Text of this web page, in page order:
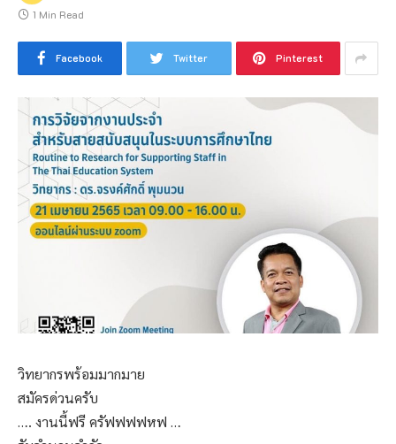
1 Min Read
Facebook Twitter Pinterest
วิทยากรพร้อมมากมาย
สมัครด่วนครับ
…. งานนี้ฟรี ครัฟฟฟฟหฟ …